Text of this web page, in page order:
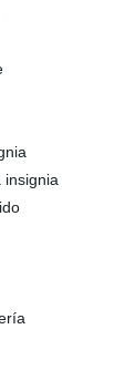
insignia